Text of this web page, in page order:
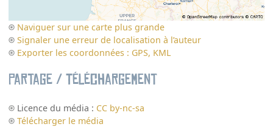
Naviguer sur une carte plus grande
Signaler une erreur de localisation à l’auteur
Exporter les coordonnées : GPS, KML
Partage / Téléchargement
Licence du média : CC by-nc-sa
Télécharger le média